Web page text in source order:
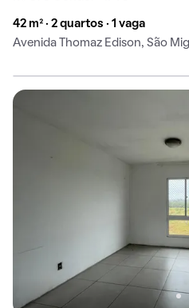
42 m² · 2 quartos · 1 vaga
Avenida Thomaz Edison, São